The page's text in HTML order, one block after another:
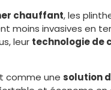
chauffant, les
moins invasives en
leur technologie de
comme une solution